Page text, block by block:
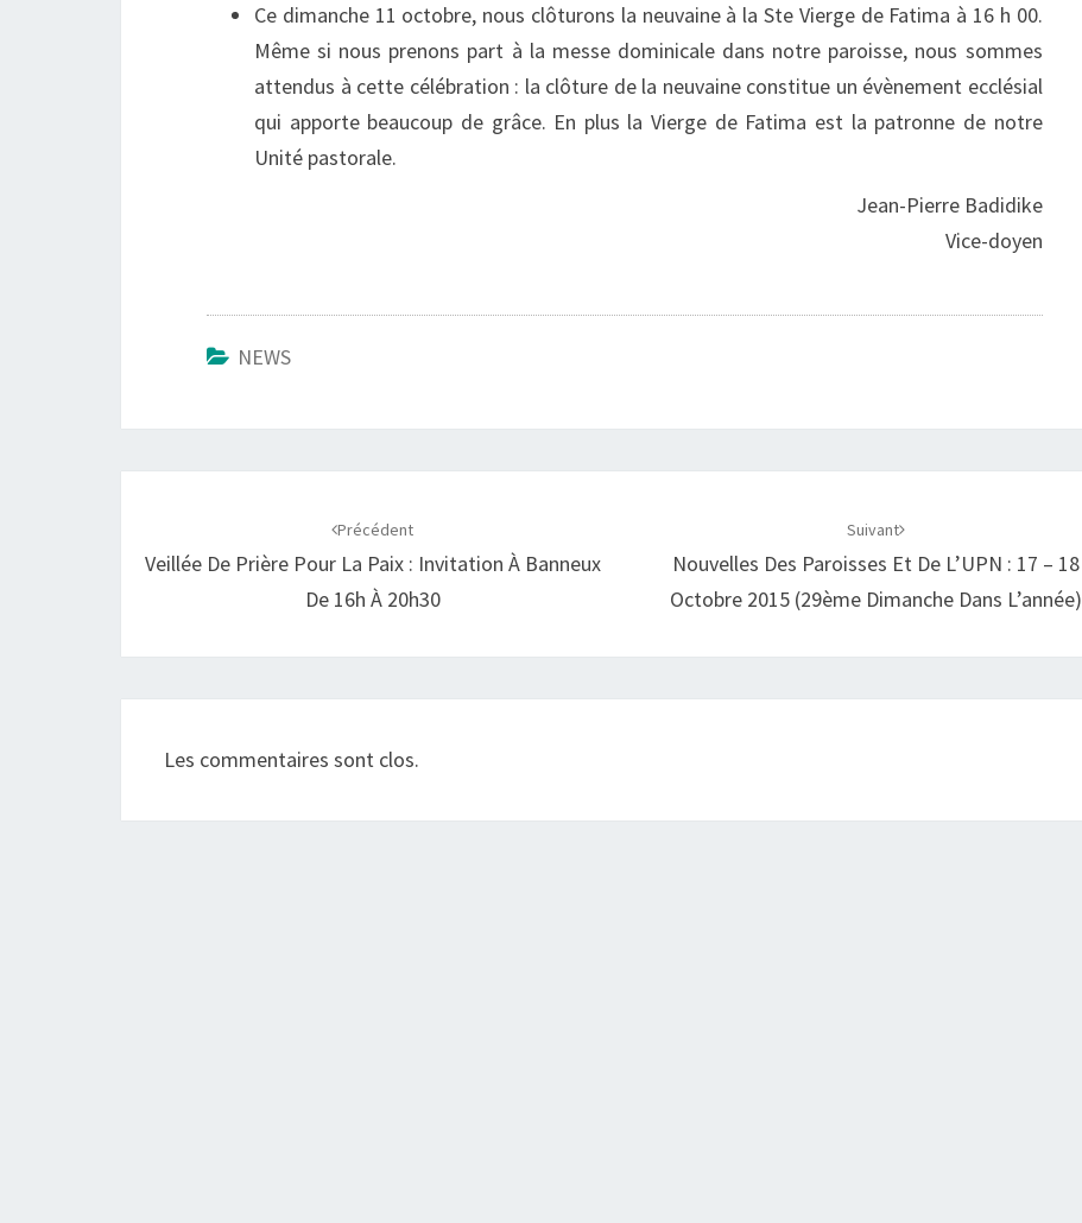
Ce dimanche 11 octobre, nous clôturons la neuvaine à la Ste Vierge de Fatima à 16 h 00.
Même si nous prenons part à la messe dominicale dans notre paroisse, nous sommes
attendus à cette célébration : la clôture de la neuvaine constitue un évènement ecclésial
qui apporte beaucoup de grâce. En plus la Vierge de Fatima est la patronne de notre
Unité pastorale.
Jean-Pierre Badidike
Vice-doyen
NEWS
Précédent
Veillée De Prière Pour La Paix : Invitation À Banneux
De 16h À 20h30
Suivant
Nouvelles Des Paroisses Et De L’UPN : 17 – 18
Octobre 2015 (29ème Dimanche Dans L’année)
Les commentaires sont clos.